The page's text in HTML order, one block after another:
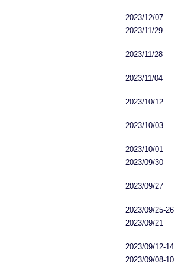
2023/12/07
2023/11/29
2023/11/28
2023/11/04
2023/10/12
2023/10/03
2023/10/01
2023/09/30
2023/09/27
2023/09/25-26
2023/09/21
2023/09/12-14
2023/09/08-10